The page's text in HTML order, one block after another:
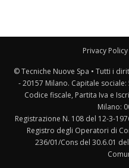
Privacy Policy
© Tecniche Nuove Spa • Tutti i
- 20157 Milano. Capitale
Codice fiscale, Partita Iva e
Milano:
Registrazione N. 108 del 12-3-
Registro degli Operatori di
236/01/Cons del 30.6.01